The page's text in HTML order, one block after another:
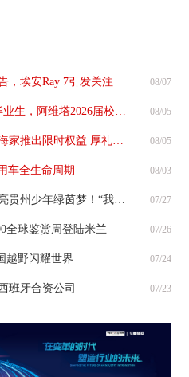
，埃安Ray 7引发关注 08/07
维塔2026届校招生正式入职 08/05
限时权益 厚礼开启豪华臻享 08/05
车全生命周期 08/03
梦！“我们的星愿”第二季圆满收官 07/27
全球鉴赏周登陆米兰 07/26
越野闪耀世界 07/24
班牙合资公司 07/23